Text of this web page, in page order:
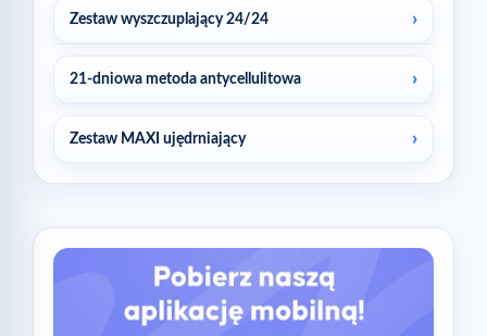
Zestaw wyszczuplający 24/24
21-dniowa metoda antycellulitowa
Zestaw MAXI ujędrniający